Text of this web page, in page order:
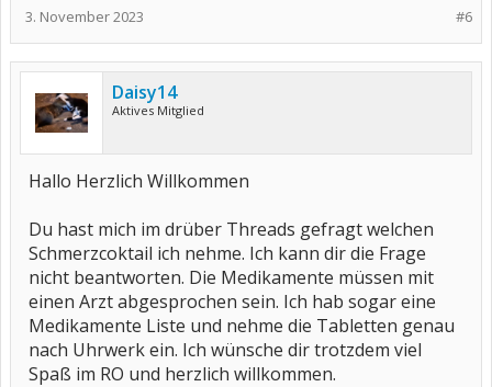
#6
3. November 2023
Daisy14
Aktives Mitglied
Hallo Herzlich Willkommen
Du hast mich im drüber Threads gefragt welchen
Schmerzcoktail ich nehme. Ich kann dir die Frage
nicht beantworten. Die Medikamente müssen mit
einen Arzt abgesprochen sein. Ich hab sogar eine
Medikamente Liste und nehme die Tabletten genau
nach Uhrwerk ein. Ich wünsche dir trotzdem viel
Spaß im RO und herzlich willkommen.